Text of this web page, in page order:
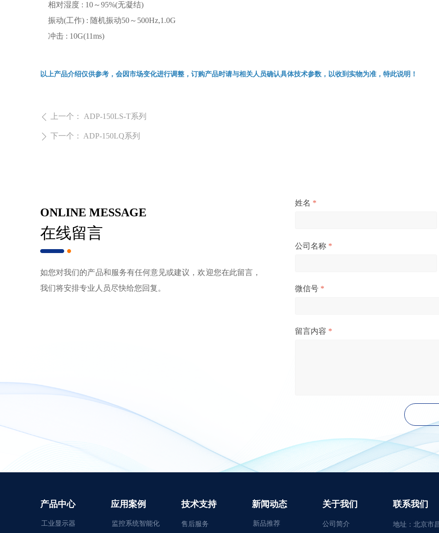
相对湿度 : 10～95%(无凝结)
振动(工作) : 随机振动50～500Hz,1.0G
冲击 : 10G(11ms)
以上产品介绍仅供参考，会因市场变化进行调整，订购产品时请与相关人员确认具体技术参数，以收到实物为准，特此说明！
ꄴ 上一个： ADP-150LS-T系列
ꄲ 下一个： ADP-150LQ系列
如您对我们的产品和服务有任何意见或建议，欢迎您在此留言，
我们将安排专业人员尽快给您回复。
ONLINE MESSAGE
在线留言
姓名 *
公司名称 *
微信号 *
留言内容 *
产品中心
工业显示器
应用案例
监控系统智能化
技术支持
售后服务
新闻动态
新品推荐
关于我们
公司简介
联系我们
地址： 北京市